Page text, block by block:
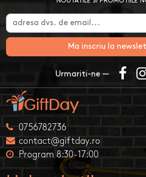
Ma inscriu la
Urmariti-ne —
0756782736
contact@giftday.ro
Program 8:30-17:00